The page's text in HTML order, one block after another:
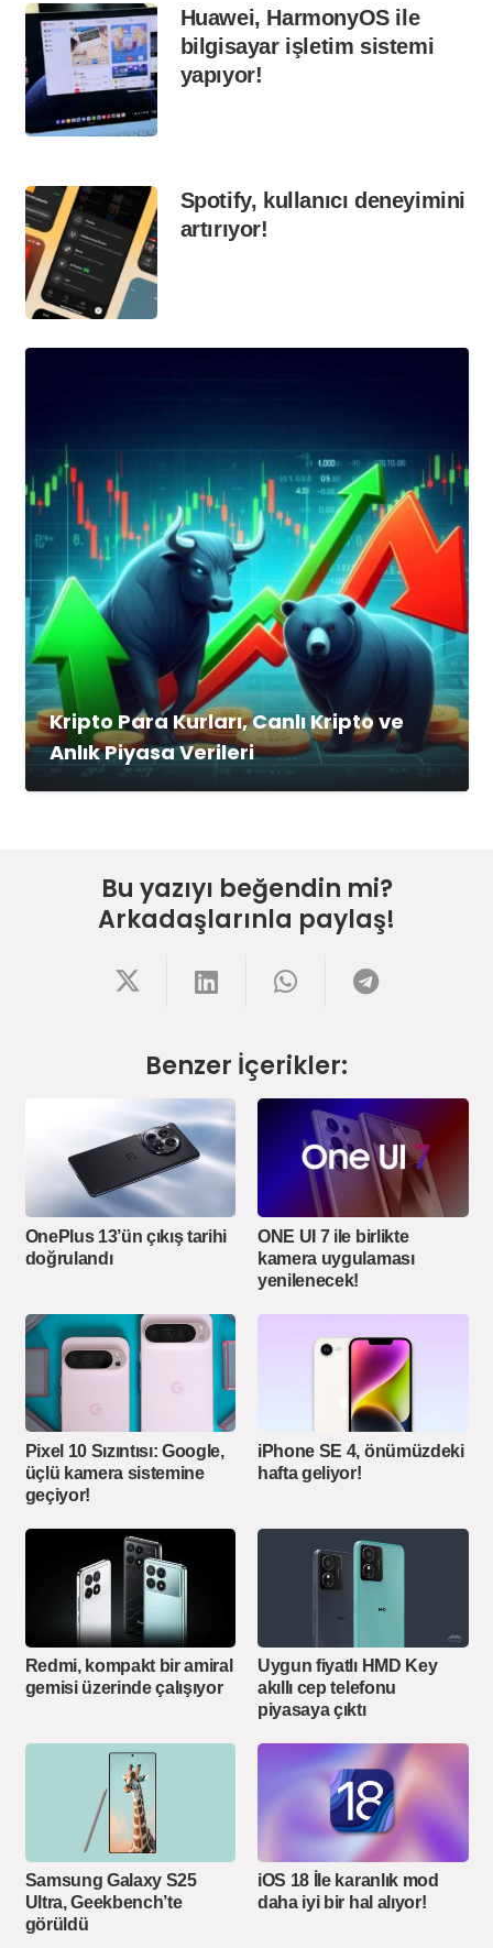
Huawei, HarmonyOS ile
bilgisayar işletim sistemi
yapıyor!
Spotify, kullanıcı deneyimini
artırıyor!
Kripto Para Kurları, Canlı Kripto ve
Anlık Piyasa Verileri
Bu yazıyı beğendin mi?
Arkadaşlarınla paylaş!
Benzer İçerikler:
OnePlus 13’ün çıkış tarihi
doğrulandı
ONE UI 7 ile birlikte
kamera uygulaması
yenilenecek!
Pixel 10 Sızıntısı: Google,
üçlü kamera sistemine
geçiyor!
iPhone SE 4, önümüzdeki
hafta geliyor!
Redmi, kompakt bir amiral
gemisi üzerinde çalışıyor
Uygun fiyatlı HMD Key
akıllı cep telefonu
piyasaya çıktı
Samsung Galaxy S25
Ultra, Geekbench’te
görüldü
iOS 18 İle karanlık mod
daha iyi bir hal alıyor!